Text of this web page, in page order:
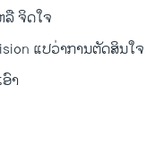
ລື ຈິດ​ໃຈ
ແປ​ວ່າ​ການ​ຕັດ​ສິນ​ໃຈ
າ